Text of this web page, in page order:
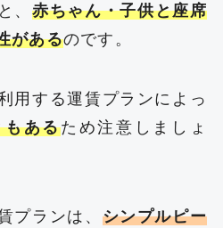
、 赤ちゃん・子供と座席
があるのです。
用する運賃プランによっ
もあるため注意しましょ
プランは、 シンプルピー